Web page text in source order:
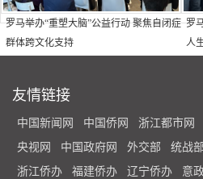
罗马举办“重塑大脑”公益行动 聚焦自闭症
群体跨文化支持
罗
人
友情链接
中国新闻网 中国侨网 浙江都市网
央视网
中国政府网 外交部 统战部
浙江侨办
福建侨办 辽宁侨办 意